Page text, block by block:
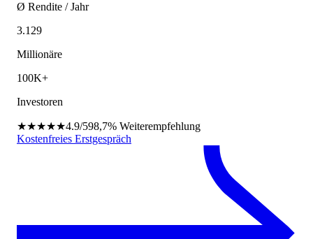
Ø Rendite / Jahr
3.129
Millionäre
100K+
Investoren
★★★★★4.9/598,7% Weiterempfehlung
Kostenfreies Erstgespräch